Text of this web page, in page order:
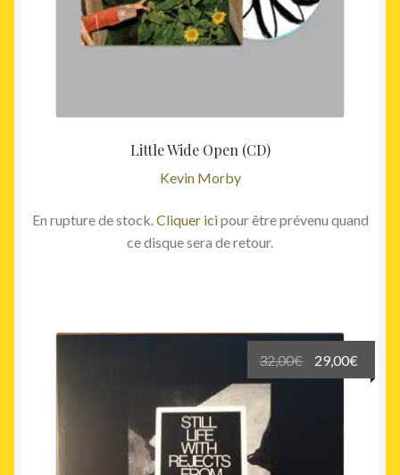
Little Wide Open (CD)
Kevin Morby
En rupture de stock.Cliquer icipour être prévenu quand
ce disque sera de retour.
32,00€
Le
prix
29,00€
prix